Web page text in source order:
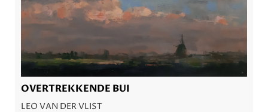
OVERTREKKENDE BUI
LEO VAN DER VLIST